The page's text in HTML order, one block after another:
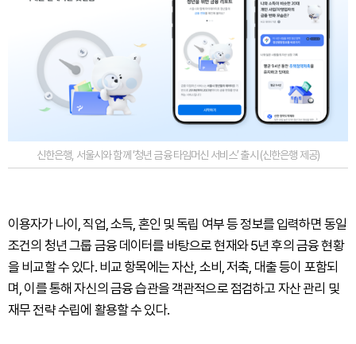
신한은행, 서울시와 함께 ‘청년 금융 타임머신 서비스’ 출시 (신한은행 제공)
이용자가 나이, 직업, 소득, 혼인 및 독립 여부 등 정보를 입력하면 동일
조건의 청년 그룹 금융 데이터를 바탕으로 현재와 5년 후의 금융 현황
을 비교할 수 있다. 비교 항목에는 자산, 소비, 저축, 대출 등이 포함되
며, 이를 통해 자신의 금융 습관을 객관적으로 점검하고 자산 관리 및
재무 전략 수립에 활용할 수 있다.